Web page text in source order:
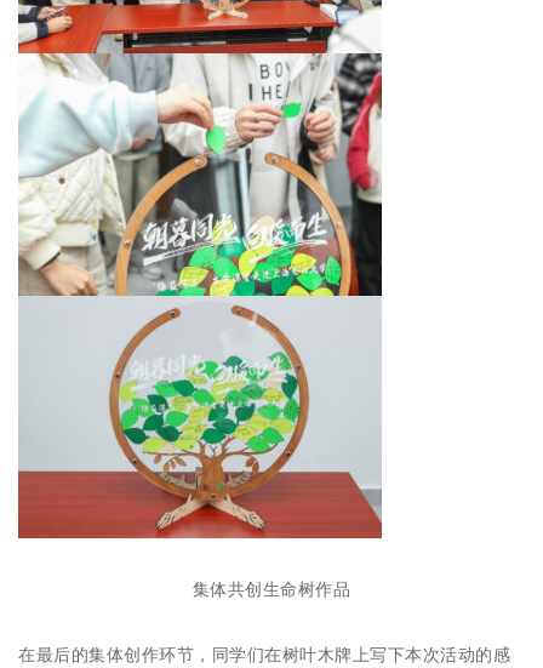
集体共创生命树作品
在最后的集体创作环节，同学们在树叶木牌上写下本次活动的感